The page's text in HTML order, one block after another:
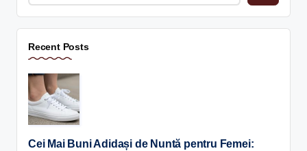
Recent Posts
Cei Mai Buni Adidași de Nuntă pentru Femei: